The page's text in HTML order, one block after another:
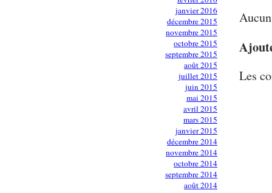
janvier 2016
décembre 2015
novembre 2015
octobre 2015
septembre 2015
août 2015
juillet 2015
juin 2015
mai 2015
avril 2015
mars 2015
janvier 2015
décembre 2014
novembre 2014
octobre 2014
septembre 2014
août 2014
Les